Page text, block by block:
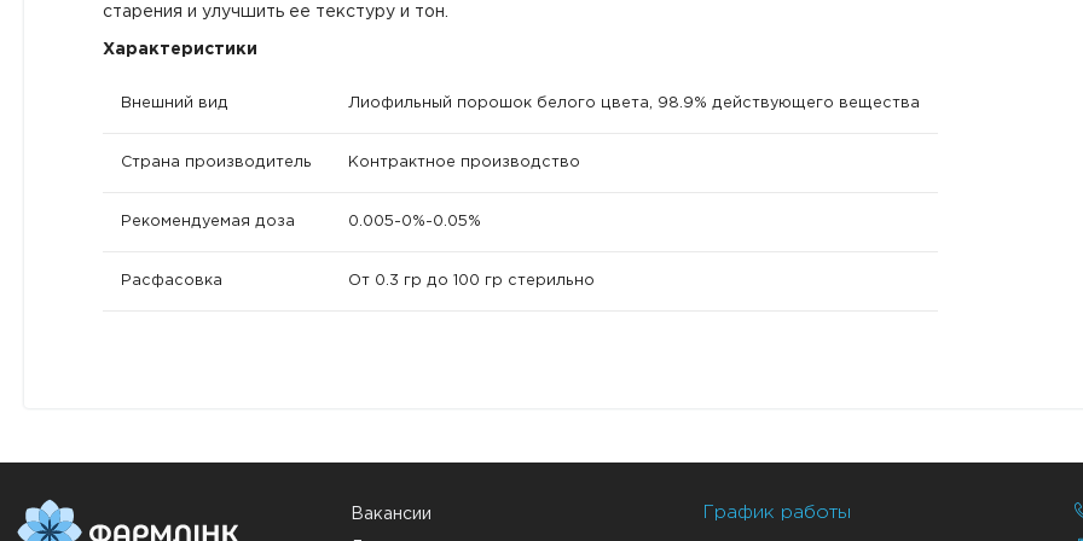
старения и улучшить ее текстуру и тон.
Характеристики
Внешний вид Лиофильный порошок белого цвета, 98.9% действующего вещества
Страна производитель Контрактное производство
Рекомендуемая доза 0.005-0%-0.05%
Расфасовка От 0.3 гр до 100 гр стерильно
Вакансии График работы